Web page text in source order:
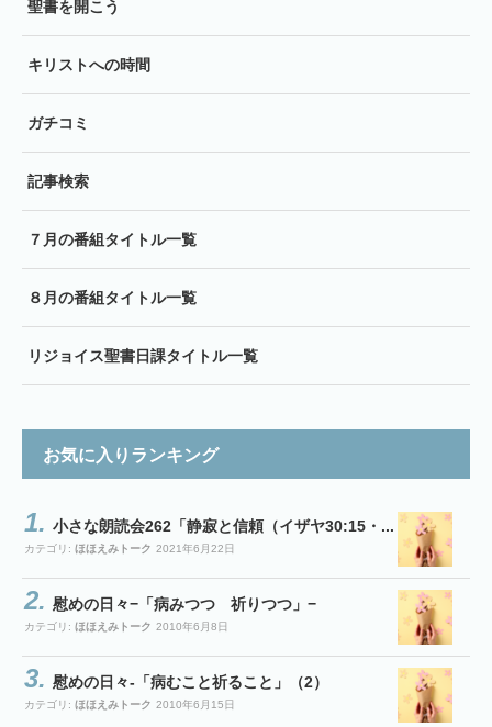
聖書を開こう
キリストへの時間
ガチコミ
記事検索
７月の番組タイトル一覧
８月の番組タイトル一覧
リジョイス聖書日課タイトル一覧
お気に入りランキング
小さな朗読会262「静寂と信頼（イザヤ30:15・...
カテゴリ: ほほえみトーク 2021年6月22日
慰めの日々−「病みつつ 祈りつつ」−
カテゴリ: ほほえみトーク 2010年6月8日
慰めの日々-「病むこと祈ること」（2）
カテゴリ: ほほえみトーク 2010年6月15日